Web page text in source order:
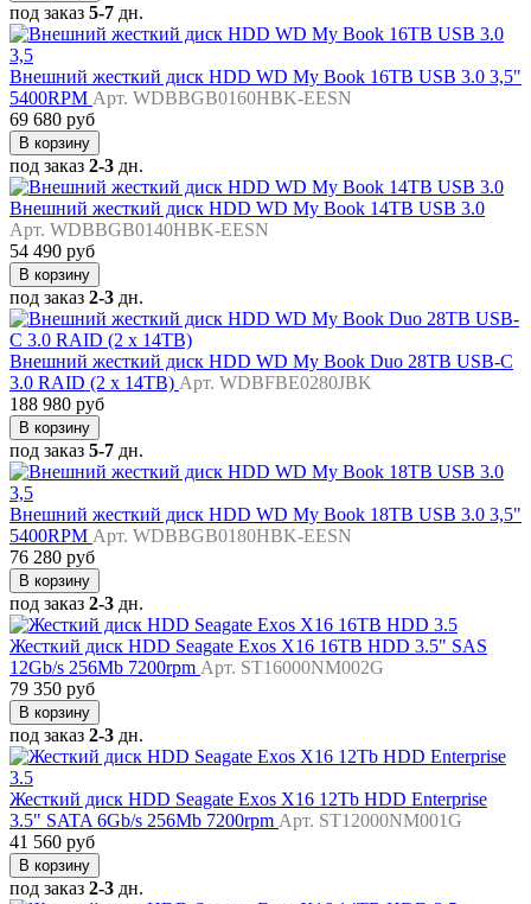
под заказ 5-7 дн.
Внешний жесткий диск HDD WD My Book 16TB USB 3.0 3,5"
5400RPM Арт. WDBBGB0160HBK-EESN
69 680 руб
В корзину
под заказ 2-3 дн.
Внешний жесткий диск HDD WD My Book 14TB USB 3.0
Арт. WDBBGB0140HBK-EESN
54 490 руб
В корзину
под заказ 2-3 дн.
Внешний жесткий диск HDD WD My Book Duo 28TB USB-C
3.0 RAID (2 x 14TB) Арт. WDBFBE0280JBK
188 980 руб
В корзину
под заказ 5-7 дн.
Внешний жесткий диск HDD WD My Book 18TB USB 3.0 3,5"
5400RPM Арт. WDBBGB0180HBK-EESN
76 280 руб
В корзину
под заказ 2-3 дн.
Жесткий диск HDD Seagate Exos X16 16TB HDD 3.5" SAS
12Gb/s 256Mb 7200rpm Арт. ST16000NM002G
79 350 руб
В корзину
под заказ 2-3 дн.
Жесткий диск HDD Seagate Exos X16 12Tb HDD Enterprise
3.5" SATA 6Gb/s 256Mb 7200rpm Арт. ST12000NM001G
41 560 руб
В корзину
под заказ 2-3 дн.